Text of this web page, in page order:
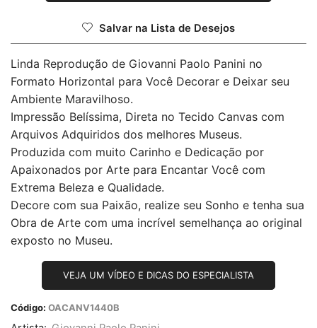
Salvar na Lista de Desejos
Linda Reprodução de Giovanni Paolo Panini no
Formato Horizontal para Você Decorar e Deixar seu
Ambiente Maravilhoso.
Impressão Belíssima, Direta no Tecido Canvas com
Arquivos Adquiridos dos melhores Museus.
Produzida com muito Carinho e Dedicação por
Apaixonados por Arte para Encantar Você com
Extrema Beleza e Qualidade.
Decore com sua Paixão, realize seu Sonho e tenha sua
Obra de Arte com uma incrível semelhança ao original
exposto no Museu.
VEJA UM VÍDEO E DICAS DO ESPECIALISTA
Código: OACANV1440B